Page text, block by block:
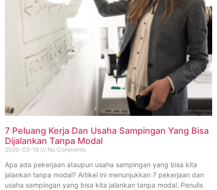
7 Peluang Kerja Dan Usaha Sampingan Yang Bisa
Dijalankan Tanpa Modal
2020-02-16 No Comments
Apa ada pekerjaan ataupun usaha sampingan yang bisa kita
jalankan tanpa modal? Artikel ini menunjukkan 7 pekerjaan dan
usaha sampingan yang bisa kita jalankan tanpa modal. Penulis